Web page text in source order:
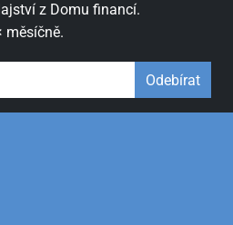
z Domu financí.
měsíčně.
Odebírat